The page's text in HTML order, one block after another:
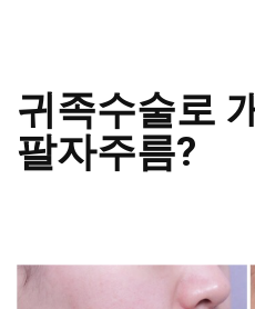
귀족수술로
팔자주름?